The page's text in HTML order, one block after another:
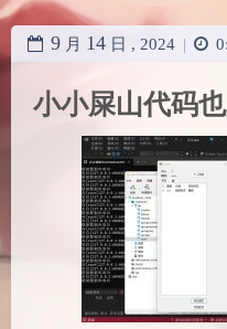
9 月 14 日 , 2024 |
小小屎山代码